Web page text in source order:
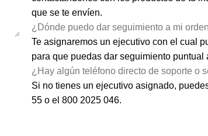
que se te envíen.
¿Dónde puedo dar seguimiento a mi
Te asignaremos un ejecutivo con el cual
para que puedas dar seguimiento puntual
¿Hay algún teléfono directo de soporte o
Si no tienes un ejecutivo asignado,
55 o el 800 2025 046.